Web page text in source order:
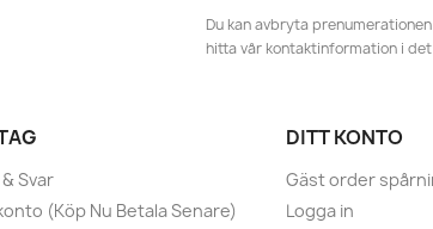
Du kan avbryta
hitta vår kontaktinformation i
Svar
(Köp Nu Betala Senare)
DITT KONTO
Gäst order
Logga in